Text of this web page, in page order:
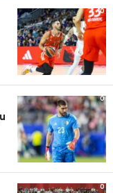
0
0
0